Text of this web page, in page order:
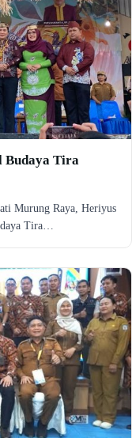
Budaya Tira
Murung Raya, Heriyus
Tira…